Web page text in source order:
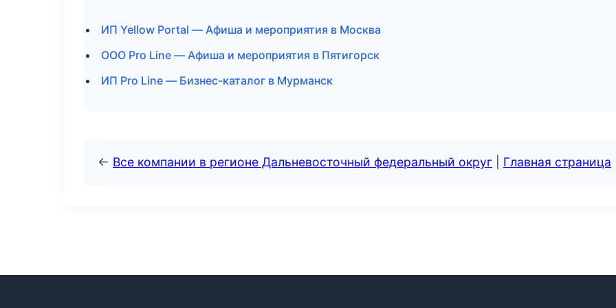
ИП Yellow Portal — Афиша и мероприятия в Москва
ООО Pro Line — Афиша и мероприятия в Пятигорск
ИП Pro Line — Бизнес-каталог в Мурманск
← Все компании в регионе Дальневосточный федеральный округ Главная страница